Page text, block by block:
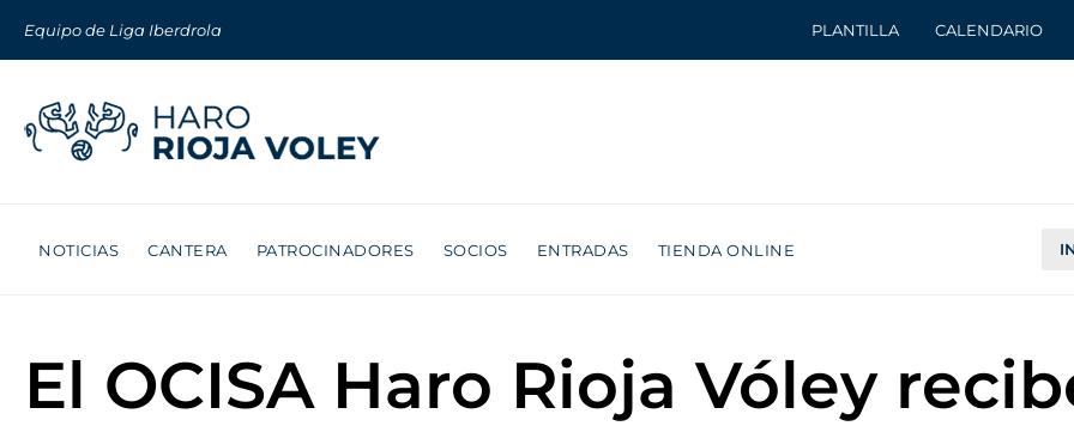
Equipo de Liga Iberdrola PLANTILLA CALENDARIO
NOTICIAS CANTERA PATROCINADORES SOCIOS ENTRADAS TIENDA ONLINE
El OCISA Haro Rioja Vóley